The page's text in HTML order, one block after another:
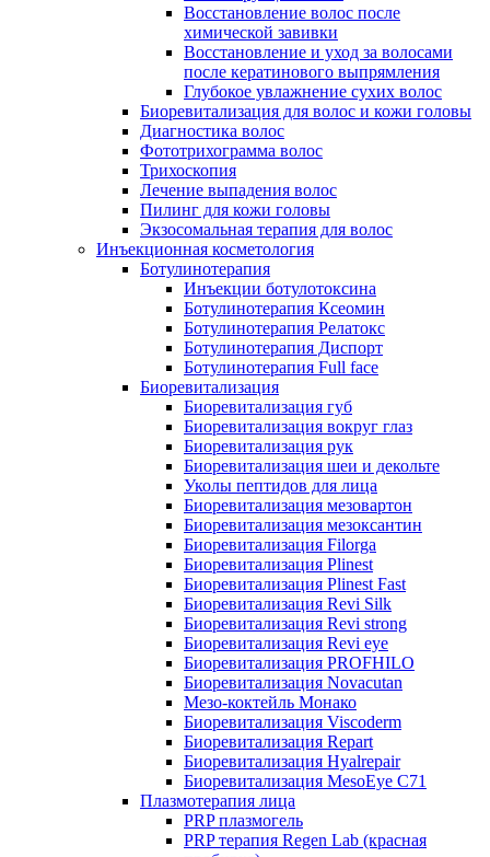
Восстановление волос после
химической завивки
Восстановление и уход за волосами
после кератинового выпрямления
Глубокое увлажнение сухих волос
Биоревитализация для волос и кожи головы
Диагностика волос
Фототрихограмма волос
Трихоскопия
Лечение выпадения волос
Пилинг для кожи головы
Экзосомальная терапия для волос
Инъекционная косметология
Ботулинотерапия
Инъекции ботулотоксина
Ботулинотерапия Ксеомин
Ботулинотерапия Релатокс
Ботулинотерапия Диспорт
Ботулинотерапия Full face
Биоревитализация
Биоревитализация губ
Биоревитализация вокруг глаз
Биоревитализация рук
Биоревитализация шеи и декольте
Уколы пептидов для лица
Биоревитализация мезовартон
Биоревитализация мезоксантин
Биоревитализация Filorga
Биоревитализация Plinest
Биоревитализация Plinest Fast
Биоревитализация Revi Silk
Биоревитализация Revi strong
Биоревитализация Revi eye
Биоревитализация PROFHILO
Биоревитализация Novacutan
Мезо-коктейль Монако
Биоревитализация Viscoderm
Биоревитализация Repart
Биоревитализация Hyalrepair
Биоревитализация MesoEye C71
Плазмотерапия лица
PRP плазмогель
PRP терапия Regen Lab (красная